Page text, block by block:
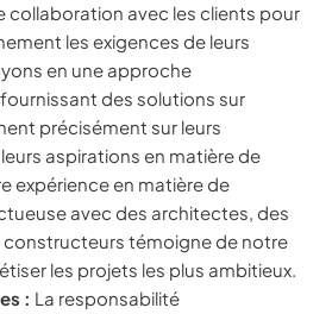
collaboration avec les clients pour
les exigences de leurs
en une approche
des solutions sur
précisément sur leurs
aspirations en matière de
expérience en matière de
avec des architectes, des
constructeurs témoigne de notre
les projets les plus ambitieux.
: La responsabilité